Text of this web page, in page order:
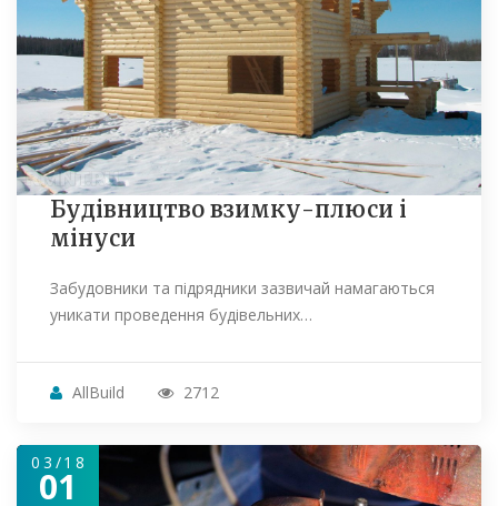
Будівництво взимку-плюси і
мінуси
Забудовники та підрядники зазвичай намагаються
уникати проведення будівельних…
AllBuild 2712
03/18
01